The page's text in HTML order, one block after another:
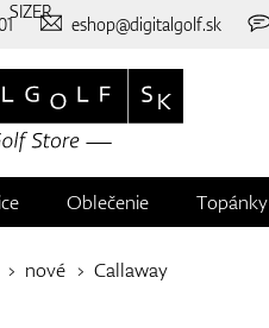
eshop@digitalgolf.sk
Oblečenie Topánky
nové Callaway
SIZER